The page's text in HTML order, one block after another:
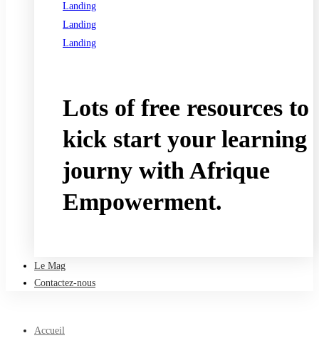
Landing
Landing
Landing
Lots of free resources to
kick start your learning
journy with Afrique
Empowerment.
Le Mag
Contactez-nous
Accueil